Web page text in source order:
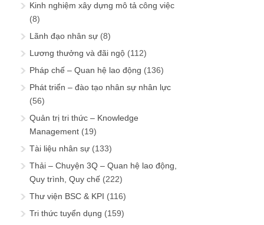
Kinh nghiệm xây dựng mô tả công việc
(8)
Lãnh đạo nhân sự (8)
Lương thưởng và đãi ngộ (112)
Pháp chế – Quan hệ lao động (136)
Phát triển – đào tạo nhân sự nhân lực
(56)
Quản trị tri thức – Knowledge
Management (19)
Tài liệu nhân sự (133)
Thải – Chuyện 3Q – Quan hệ lao động,
Quy trình, Quy chế (222)
Thư viện BSC & KPI (116)
Tri thức tuyển dụng (159)